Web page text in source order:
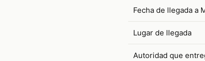
Fecha de llegada a
Lugar de llegada
Autoridad que